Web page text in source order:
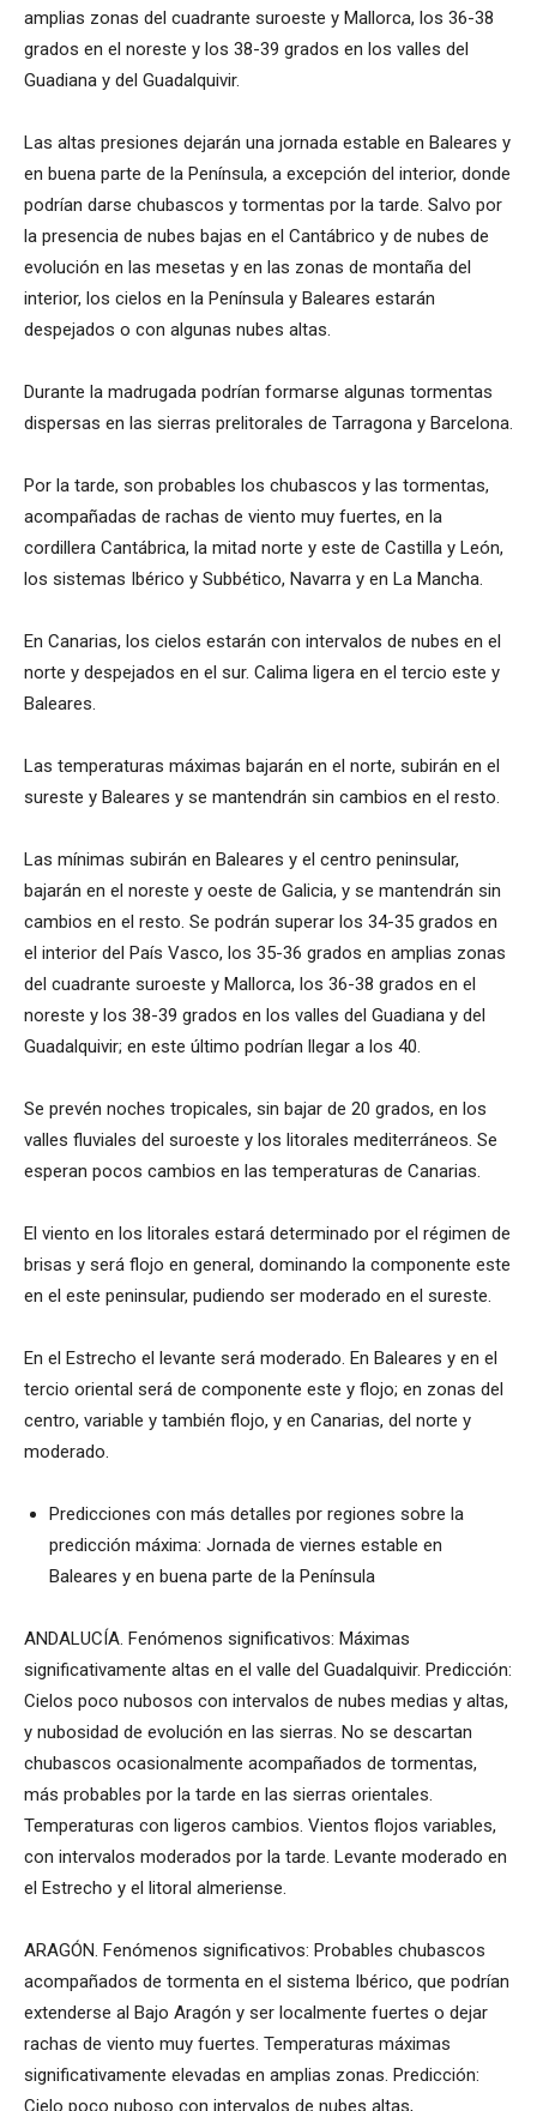
amplias zonas del cuadrante suroeste y Mallorca, los 36-38
grados en el noreste y los 38-39 grados en los valles del
Guadiana y del Guadalquivir.
Las altas presiones dejarán una jornada estable en Baleares y
en buena parte de la Península, a excepción del interior, donde
podrían darse chubascos y tormentas por la tarde. Salvo por
la presencia de nubes bajas en el Cantábrico y de nubes de
evolución en las mesetas y en las zonas de montaña del
interior, los cielos en la Península y Baleares estarán
despejados o con algunas nubes altas.
Durante la madrugada podrían formarse algunas tormentas
dispersas en las sierras prelitorales de Tarragona y Barcelona.
Por la tarde, son probables los chubascos y las tormentas,
acompañadas de rachas de viento muy fuertes, en la
cordillera Cantábrica, la mitad norte y este de Castilla y León,
los sistemas Ibérico y Subbético, Navarra y en La Mancha.
En Canarias, los cielos estarán con intervalos de nubes en el
norte y despejados en el sur. Calima ligera en el tercio este y
Baleares.
Las temperaturas máximas bajarán en el norte, subirán en el
sureste y Baleares y se mantendrán sin cambios en el resto.
Las mínimas subirán en Baleares y el centro peninsular,
bajarán en el noreste y oeste de Galicia, y se mantendrán sin
cambios en el resto. Se podrán superar los 34-35 grados en
el interior del País Vasco, los 35-36 grados en amplias zonas
del cuadrante suroeste y Mallorca, los 36-38 grados en el
noreste y los 38-39 grados en los valles del Guadiana y del
Guadalquivir; en este último podrían llegar a los 40.
Se prevén noches tropicales, sin bajar de 20 grados, en los
valles fluviales del suroeste y los litorales mediterráneos. Se
esperan pocos cambios en las temperaturas de Canarias.
El viento en los litorales estará determinado por el régimen de
brisas y será flojo en general, dominando la componente este
en el este peninsular, pudiendo ser moderado en el sureste.
En el Estrecho el levante será moderado. En Baleares y en el
tercio oriental será de componente este y flojo; en zonas del
centro, variable y también flojo, y en Canarias, del norte y
moderado.
Predicciones con más detalles por regiones sobre la
predicción máxima: Jornada de viernes estable en
Baleares y en buena parte de la Península
ANDALUCÍA. Fenómenos significativos: Máximas
significativamente altas en el valle del Guadalquivir. Predicción:
Cielos poco nubosos con intervalos de nubes medias y altas,
y nubosidad de evolución en las sierras. No se descartan
chubascos ocasionalmente acompañados de tormentas,
más probables por la tarde en las sierras orientales.
Temperaturas con ligeros cambios. Vientos flojos variables,
con intervalos moderados por la tarde. Levante moderado en
el Estrecho y el litoral almeriense.
ARAGÓN. Fenómenos significativos: Probables chubascos
acompañados de tormenta en el sistema Ibérico, que podrían
extenderse al Bajo Aragón y ser localmente fuertes o dejar
rachas de viento muy fuertes. Temperaturas máximas
significativamente elevadas en amplias zonas. Predicción:
Cielo poco nuboso con intervalos de nubes altas,